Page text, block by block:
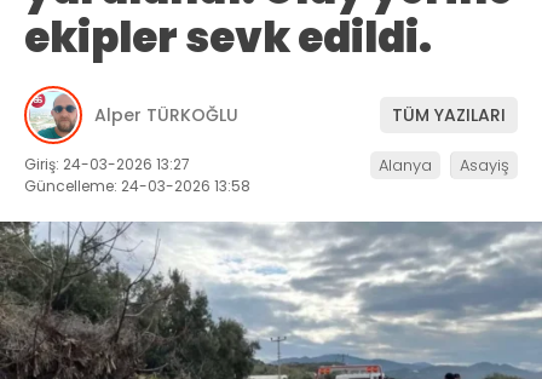
ekipler sevk edildi.
Alper TÜRKOĞLU TÜM YAZILARI
Giriş: 24-03-2026 13:27
Güncelleme: 24-03-2026 13:58
Alanya Asayiş